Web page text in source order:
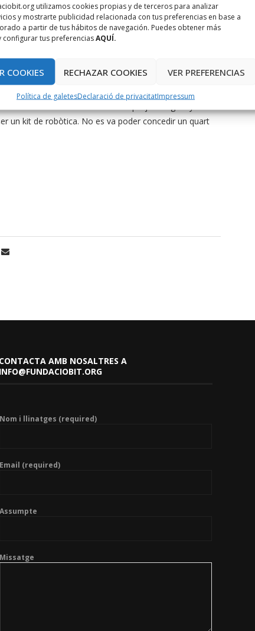
utilizamos cookies propias y de terceros para analizar
y mostrarte publicidad relacionada con tus preferencias en base a
a partir de tus hábitos de navegación. Puedes obtener más
configurar tus preferenciasAQUÍ.
COOKIES RECHAZAR COOKIES VER PREFERENCIAS
Política de galetesDeclaració de privacitatImpressum
810324400
afegir un tercer premi extraordinari a la categoria A
Encara que inicialment només es preveia
i un segon premi que inclou un kit de robòtica, a
de la Carla” i a l’absència de projectes guanyadors
un kit de robòtica. No es va poder concedir un quart
CONTACTA AMB NOSALTRES A
INFO@FUNDACIOBIT.ORG
Nom i llinatges (required)
Email (required)
Assumpte
Missatge